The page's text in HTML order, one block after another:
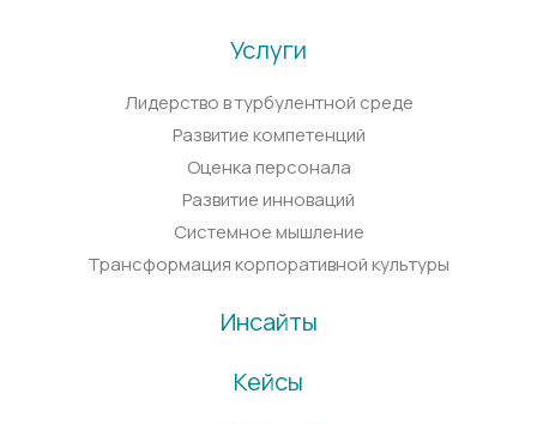
Услуги
Лидерство в турбулентной среде
Развитие компетенций
Оценка персонала
Развитие инноваций
Системное мышление
Трансформация корпоративной культуры
Инсайты
Кейсы